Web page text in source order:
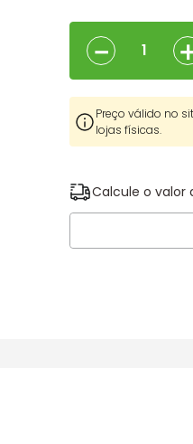
－
Preço válido no
lojas físicas.
Calcule o valor